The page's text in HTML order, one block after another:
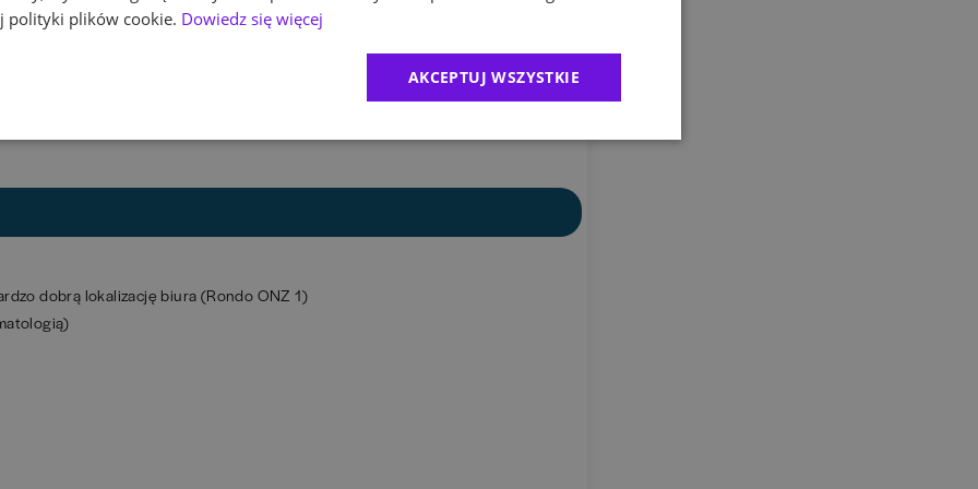
wyciągać wnioski
analitycznie
SAP BO
dobrą lokalizację biura (Rondo ONZ 1)
polityki plików cookie. Dowiedz się więcej
AKCEPTUJ WSZYSTKIE